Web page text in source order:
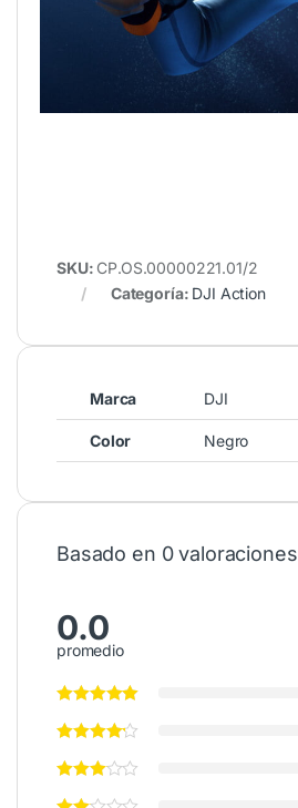
SKU: CP.OS.00000221.01/2
Categoría: DJI Action
Marca DJI
Color Negro
Basado en 0 valoraciones
0.0
promedio